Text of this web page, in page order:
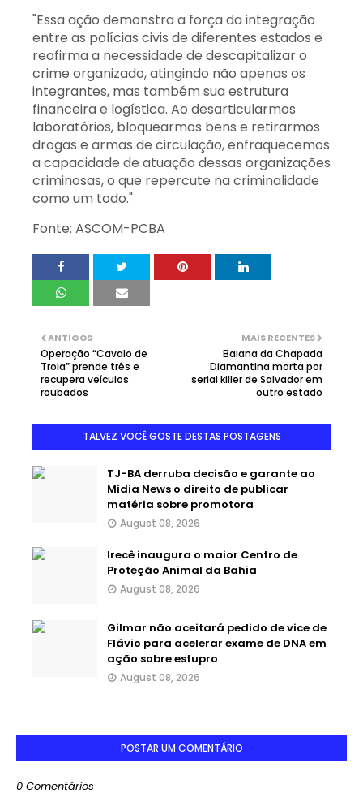
"Essa ação demonstra a força da integração
entre as polícias civis de diferentes estados e
reafirma a necessidade de descapitalizar o
crime organizado, atingindo não apenas os
integrantes, mas também sua estrutura
financeira e logística. Ao desarticularmos
laboratórios, bloquearmos bens e retirarmos
drogas e armas de circulação, enfraquecemos
a capacidade de atuação dessas organizações
criminosas, o que repercute na criminalidade
como um todo."
Fonte: ASCOM-PCBA
MAIS RECENTES
Baiana da Chapada
Diamantina morta por
serial killer de Salvador em
outro estado
ANTIGOS
Operação “Cavalo de
Troia” prende três e
recupera veículos
roubados
TALVEZ VOCÊ GOSTE DESTAS POSTAGENS
TJ-BA derruba decisão e garante ao
Mídia News o direito de publicar
matéria sobre promotora
August 08, 2026
Irecê inaugura o maior Centro de
Proteção Animal da Bahia
August 08, 2026
Gilmar não aceitará pedido de vice de
Flávio para acelerar exame de DNA em
ação sobre estupro
August 08, 2026
POSTAR UM COMENTÁRIO
0 Comentários